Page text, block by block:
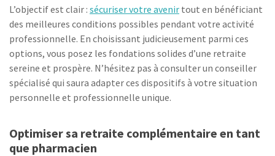
L’objectif est clair : sécuriser votre avenir tout en bénéficiant
des meilleures conditions possibles pendant votre activité
professionnelle. En choisissant judicieusement parmi ces
options, vous posez les fondations solides d’une retraite
sereine et prospère. N’hésitez pas à consulter un conseiller
spécialisé qui saura adapter ces dispositifs à votre situation
personnelle et professionnelle unique.
Optimiser sa retraite complémentaire en tant
que pharmacien